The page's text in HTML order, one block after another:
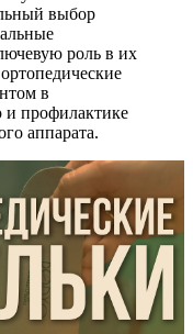
выбор
роль в их
в
и профилактике
аппарата.